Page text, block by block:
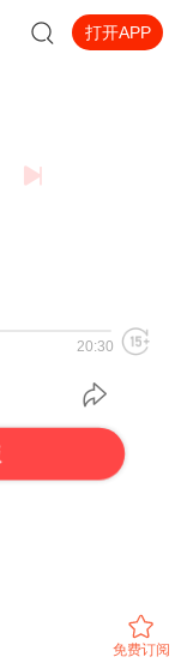
打开APP
20:30
免费订阅